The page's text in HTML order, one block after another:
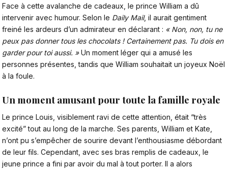
Face à cette avalanche de cadeaux, le prince William a dû
intervenir avec humour. Selon le Daily Mail, il aurait gentiment
freiné les ardeurs d’un admirateur en déclarant : « Non, non, tu ne
peux pas donner tous les chocolats ! Certainement pas. Tu dois en
garder pour toi aussi. »Un moment léger qui a amusé les
personnes présentes, tandis que William souhaitait un joyeux Noël
à la foule.
Un moment amusant pour toute la famille royale
Le prince Louis , visiblement ravi de cette attention, était “très
excité” tout au long de la marche. Ses parents, William et Kate,
n’ont pu s’empêcher de sourire devant l’enthousiasme débordant
de leur fils. Cependant, avec ses bras remplis de cadeaux, le
jeune prince a fini par avoir du mal à tout porter. Il a alors